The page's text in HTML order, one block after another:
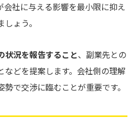
会社に与える影響を最小限に抑え
ょう。
状況を報告すること、副業先との
などを提案します。会社側の理解
で交渉に臨むことが重要です。